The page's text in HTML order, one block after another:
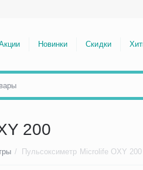
Новинки Скидки
200
/ Пульсоксиметр Microlife OXY 200